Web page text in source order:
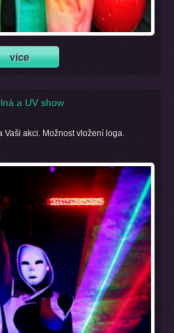
a UV show
Vaši akci. Možnost vložení loga.